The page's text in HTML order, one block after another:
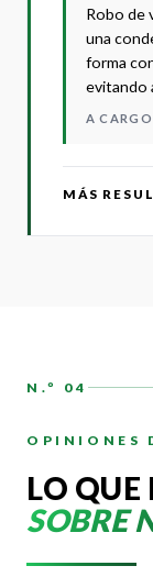
Robo de
una
forma
evitando
A
MÁS
N.º 04
OPINIONES
LO QUE
SOBRE